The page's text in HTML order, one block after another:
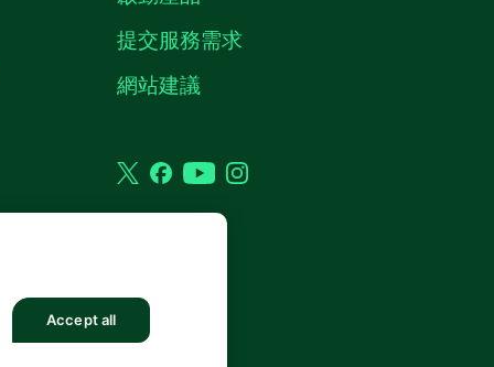
提交服務需求
網站建議
TwitterFacebook
YouTubeInstagram
Accept all